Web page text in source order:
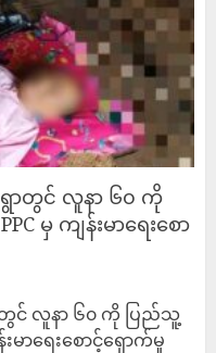
ာတွင် လူနာ ၆၀ ကို
မှ ကျန်းမာရေးစော
င် လူနာ ၆၀ ကို ပြည်သူ့
းမာရေးစောင့်ရှောက်မှု